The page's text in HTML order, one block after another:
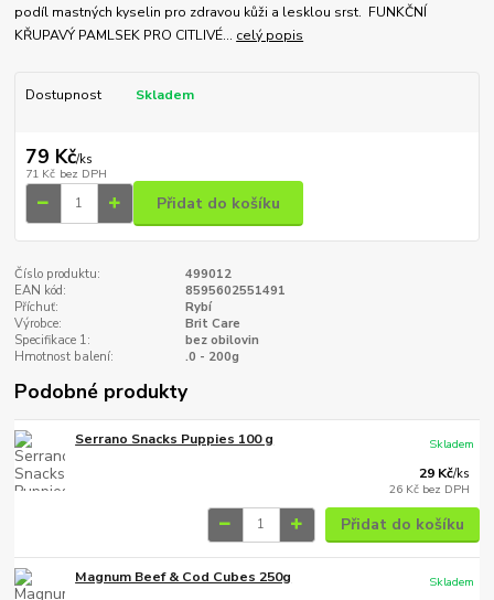
podíl mastných kyselin pro zdravou kůži a lesklou srst. FUNKČNÍ
KŘUPAVÝ PAMLSEK PRO CITLIVÉ... celý popis
Dostupnost Skladem
79 Kč/ks
71 Kč bez DPH
Přidat do košíku
Číslo produktu:
499012
EAN kód:
8595602551491
Příchuť:
Rybí
Výrobce:
Brit Care
Specifikace 1:
bez obilovin
Hmotnost balení:
.0 - 200g
Podobné produkty
Serrano Snacks Puppies 100 g
29 Kč/ks
26 Kč bez DPH
Skladem
Přidat do košíku
Magnum Beef & Cod Cubes 250g
Skladem